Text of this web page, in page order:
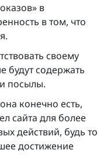
в
в том, что
своему
будут содержать
посылы.
конечно есть,
сайта для более
действий, будь то
достижение